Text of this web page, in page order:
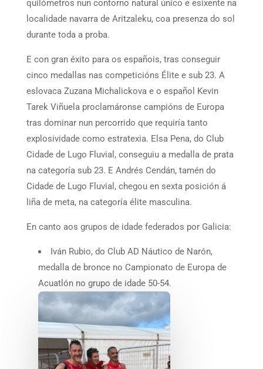
quilómetros nun contorno natural único e esixente na
localidade navarra de Aritzaleku, coa presenza do sol
durante toda a proba.
E con gran éxito para os españois, tras conseguir
cinco medallas nas competicións Élite e sub 23. A
eslovaca Zuzana Michalickova e o español Kevin
Tarek Viñuela proclamáronse campións de Europa
tras dominar nun percorrido que requiría tanto
explosividade como estratexia. Elsa Pena, do Club
Cidade de Lugo Fluvial, conseguiu a medalla de prata
na categoría sub 23. E Andrés Cendán, tamén do
Cidade de Lugo Fluvial, chegou en sexta posición á
liña de meta, na categoría élite masculina.
En canto aos grupos de idade federados por Galicia:
Iván Rubio, do Club AD Náutico de Narón,
medalla de bronce no Campionato de Europa de
Acuatlón no grupo de idade 50-54.